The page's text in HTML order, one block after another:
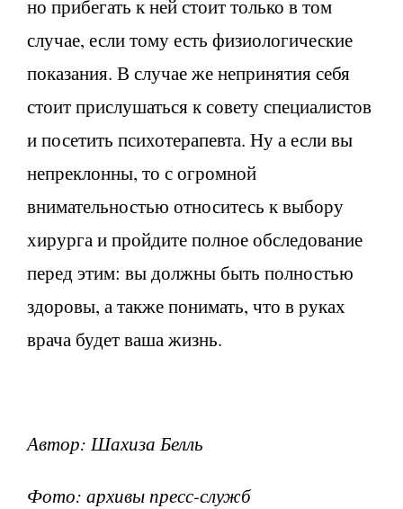
но прибегать к ней стоит только в том
случае, если тому есть физиологические
показания. В случае же непринятия себя
стоит прислушаться к совету специалистов
и посетить психотерапевта. Ну а если вы
непреклонны, то с огромной
внимательностью относитесь к выбору
хирурга и пройдите полное обследование
перед этим: вы должны быть полностью
здоровы, а также понимать, что в руках
врача будет ваша жизнь.
Автор: Шахиза Белль
Фото: архивы пресс-служб